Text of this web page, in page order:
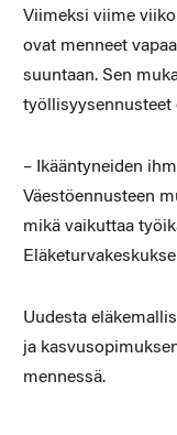
Viimeksi viime
ovat menneet
suuntaan. Sen
työllisyysennusteet
– Ikääntyneiden
Väestöennusteen
mikä vaikuttaa
Uudesta
ja
mennessä.